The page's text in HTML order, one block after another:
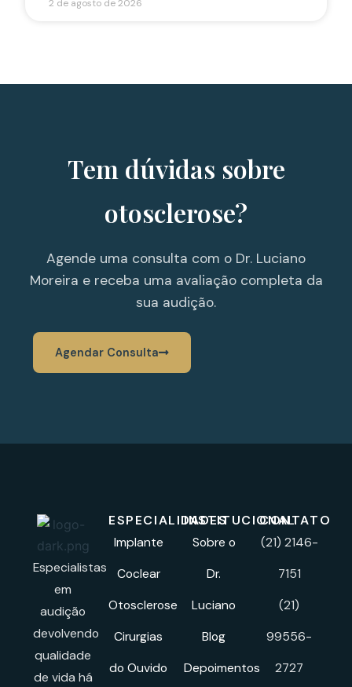
2 de agosto de 2026
Tem dúvidas sobre
otosclerose?
Agende uma consulta com o Dr. Luciano
Moreira e receba uma avaliação completa da
sua audição.
Agendar Consulta
Especialistas
em
audição
devolvendo
qualidade
de vida há
ESPECIALIDADES
Implante
Coclear
Otosclerose
Cirurgias
do Ouvido
INSTITUCIONAL
Sobre o
Dr.
Luciano
Blog
Depoimentos
CONTATO
(21) 2146-
7151
(21)
99556-
2727